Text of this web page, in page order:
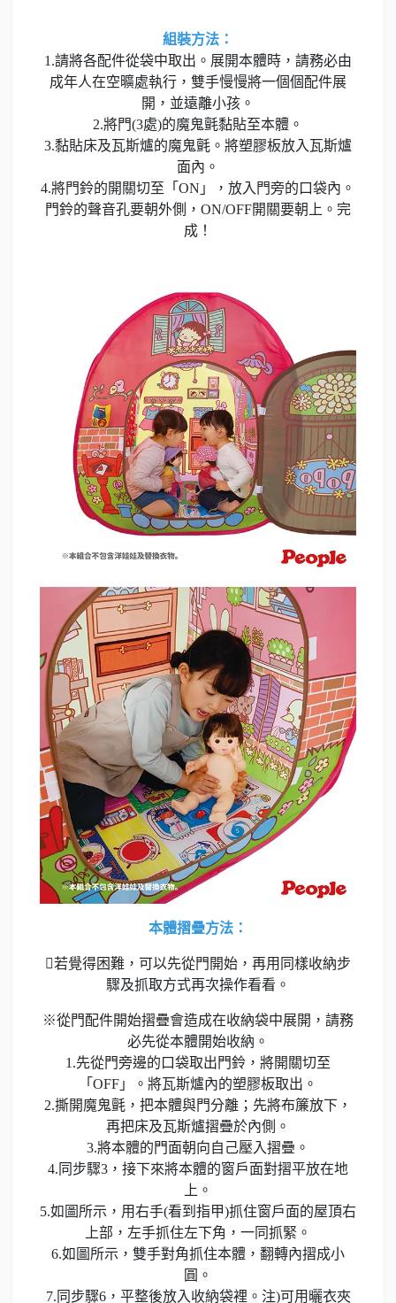
組裝方法：
1.請將各配件從袋中取出。展開本體時，請務必由
成年人在空曠處執行，雙手慢慢將一個個配件展
開，並遠離小孩。
2.將門(3處)的魔鬼氈黏貼至本體。
3.黏貼床及瓦斯爐的魔鬼氈。將塑膠板放入瓦斯爐
面內。
4.將門鈴的開關切至「ON」，放入門旁的口袋內。
門鈴的聲音孔要朝外側，ON/OFF開關要朝上。完
成！
本體摺疊方法：
若覺得困難，可以先從門開始，再用同樣收納步
驟及抓取方式再次操作看看。
※從門配件開始摺疊會造成在收納袋中展開，請務
必先從本體開始收納。
1.先從門旁邊的口袋取出門鈴，將開關切至
「OFF」。將瓦斯爐內的塑膠板取出。
2.撕開魔鬼氈，把本體與門分離；先將布簾放下，
再把床及瓦斯爐摺疊於內側。
3.將本體的門面朝向自己壓入摺疊。
4.同步驟3，接下來將本體的窗戶面對摺平放在地
上。
5.如圖所示，用右手(看到指甲)抓住窗戶面的屋頂右
上部，左手抓住左下角，一同抓緊。
6.如圖所示，雙手對角抓住本體，翻轉內摺成小
圓。
7.同步驟6，平整後放入收納袋裡。注)可用曬衣夾